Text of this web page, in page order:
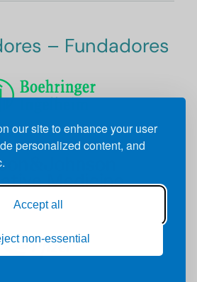
our site to enhance your user
personalized content, and
Accept all
non-essential
– Fundadores